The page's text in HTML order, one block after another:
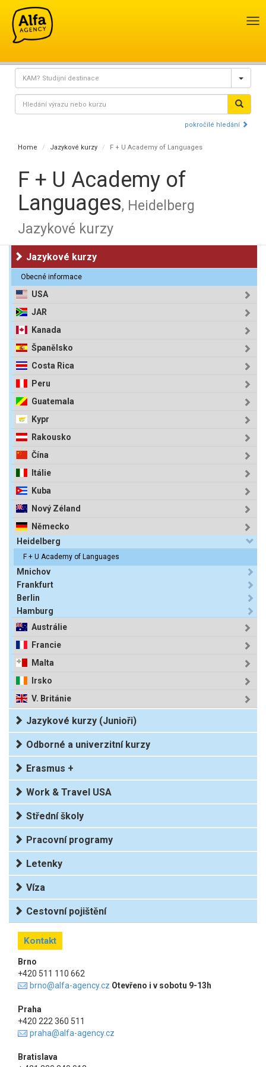
pokročilé hledání
Home Jazykové kurzy F + U Academy of Languages
F + U Academy of
Languages, Heidelberg
Jazykové kurzy
Jazykové kurzy
Obecné informace
USA
JAR
Kanada
Španělsko
Costa Rica
Peru
Guatemala
Kypr
Rakousko
Čína
Itálie
Kuba
Nový Zéland
Německo
Heidelberg
F + U Academy of Languages
Mnichov
Frankfurt
Berlin
Hamburg
Austrálie
Francie
Malta
Irsko
V. Británie
Jazykové kurzy (Junioři)
Odborné a univerzitní kurzy
Erasmus +
Work & Travel USA
Střední školy
Pracovní programy
Letenky
Víza
Cestovní pojištění
Kontakt
Brno
+420 511 110 662
brno@alfa-agency.cz Otevřeno i v sobotu 9-13h
Praha
+420 222 360 511
praha@alfa-agency.cz
Bratislava